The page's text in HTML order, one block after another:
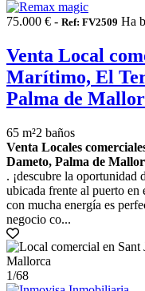
75.000 € - Ref: FV2509 Ha
Venta Local
Marítimo, El
Palma de
65 m²2 baños
Venta Locales
Dameto, Palma de
. ¡descubre la oportunidad
ubicada frente al puerto en
con mucha energía es
negocio co...
1/68